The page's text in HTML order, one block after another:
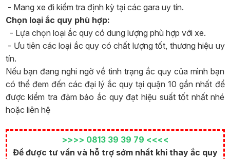
- Mang xe đi kiểm tra định kỳ tại các gara uy tín.
Chọn loại ắc quy phù hợp:
- Lựa chọn loại ắc quy có dung lượng phù hợp với xe.
- Ưu tiên các loại ắc quy có chất lượng tốt, thương hiệu uy
tín.
Nếu bạn đang nghi ngờ về tình trạng ắc quy của mình bạn
có thể đem đến các đại lý ắc quy tại quận 10 gần nhất để
được kiểm tra đảm bảo ắc quy đạt hiệu suất tốt nhất nhé
hoặc liên hệ
>>>> 0813 39 39 79 <<<<
Để được tư vấn và hỗ trợ sớm nhất khi thay ắc quy